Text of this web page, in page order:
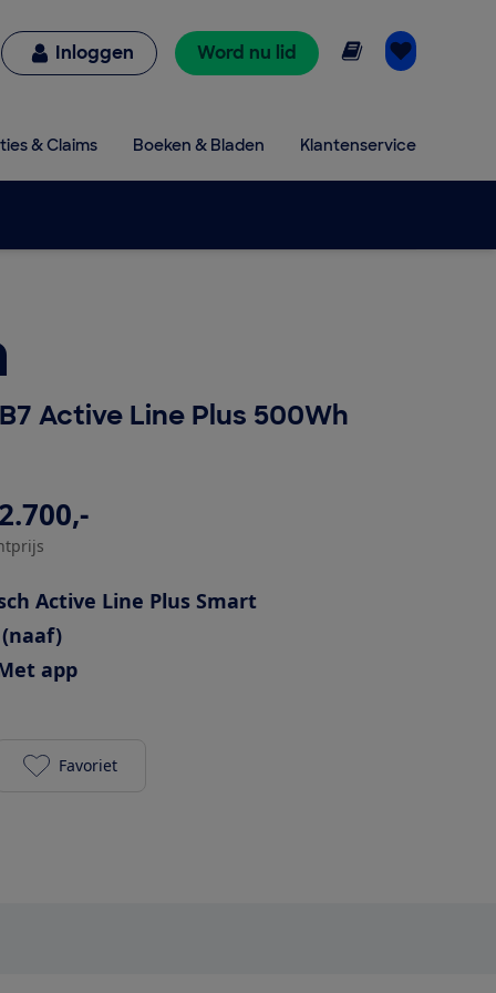
Inloggen Word nu lid Online lezen
& Claims Boeken & Bladen Klantenservice
Active Line Plus 500Wh
Active Line Plus Smart
app
Cortina E-Common Int. DB7 Active Line Plus
Favoriet